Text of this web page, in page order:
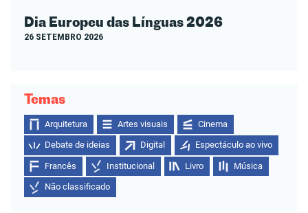
Dia Europeu das Línguas 2026
26 SETEMBRO 2026
Temas
Arquitetura Artes visuais Cinema
Debate de ideias Digital Espectáculo ao vivo
Francês Institucional Livro Música
Não classificado